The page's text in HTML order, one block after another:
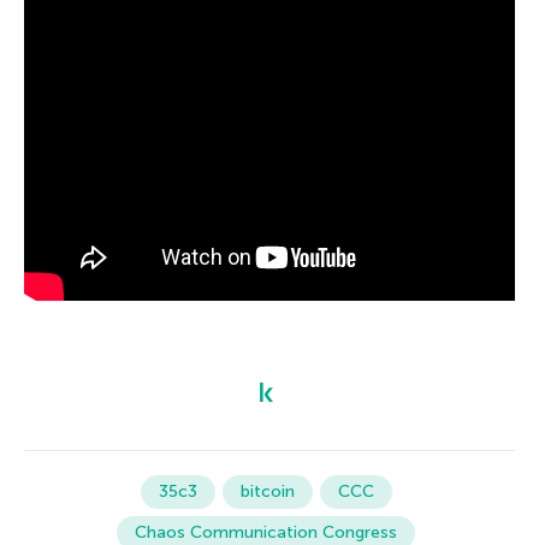
35c3 bitcoin
CCC
Chaos Communication Congress